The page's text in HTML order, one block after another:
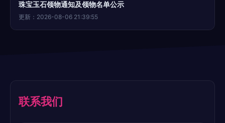
珠宝玉石领物通知及领物名单公示
更新：2026-08-06 21:39:55
联系我们